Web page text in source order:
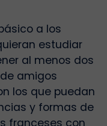
a los
estudiar
al menos dos
amigos
los que puedan
y formas de